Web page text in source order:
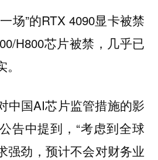
场”的RTX 4090显卡被禁
H800芯片被禁，几乎已
中国AI芯片监管措施的影
告中提到，“考虑到全球
强劲，预计不会对财务业